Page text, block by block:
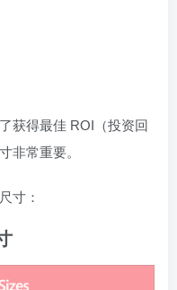
获得最佳 ROI（投资回
非常重要。
寸：